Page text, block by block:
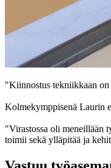
"Kiinnostus tekniikkaan on
Kolmekymppisenä Laurin
"Virastossa oli meneillään
toimii sekä ylläpitää ja